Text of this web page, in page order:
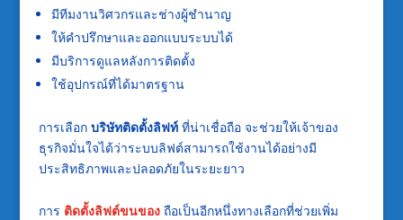
มีทีมงานวิศวกรและช่างผู้ชำนาญ
ให้คำปรึกษาและออกแบบระบบได้
มีบริการดูแลหลังการติดตั้ง
ใช้อุปกรณ์ที่ได้มาตรฐาน
การเลือก บริษัทติดตั้งลิฟท์ที่น่าเชื่อถือ จะช่วยให้เจ้าของ
ธุรกิจมั่นใจได้ว่าระบบลิฟต์สามารถใช้งานได้อย่างมี
ประสิทธิภาพและปลอดภัยในระยะยาว
การ ติดตั้งลิฟต์ขนของถือเป็นอีกหนึ่งทางเลือกที่ช่วยเพิ่ม